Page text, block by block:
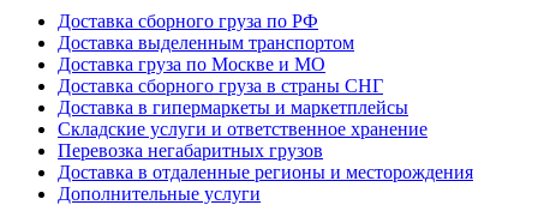
Доставка сборного груза по РФ
Доставка выделенным транспортом
Доставка груза по Москве и МО
Доставка сборного груза в страны СНГ
Доставка в гипермаркеты и маркетплейсы
Складские услуги и ответственное хранение
Перевозка негабаритных грузов
Доставка в отдаленные регионы и месторождения
Дополнительные услуги